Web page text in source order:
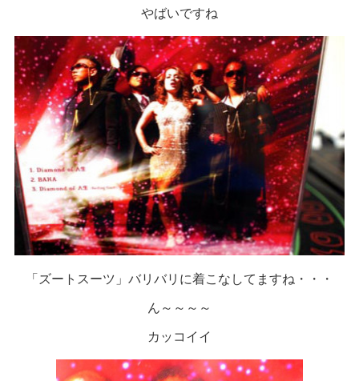
やばいですね
「ズートスーツ」バリバリに着こなしてますね・・・
ん～～～～
カッコイイ